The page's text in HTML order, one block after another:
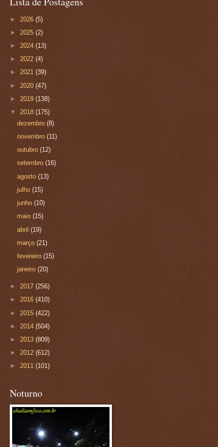
► 2026 (5)
► 2025 (2)
► 2024 (13)
► 2022 (4)
► 2021 (39)
► 2020 (47)
► 2019 (138)
▼ 2018 (175)
dezembro(8)
novembro(11)
outubro(12)
setembro(16)
agosto(13)
julho(15)
junho(10)
maio(15)
abril(19)
março(21)
fevereiro(15)
janeiro(20)
► 2017 (256)
► 2016 (410)
► 2015 (422)
► 2014 (504)
► 2013 (809)
► 2012 (612)
► 2011 (101)
Noturno